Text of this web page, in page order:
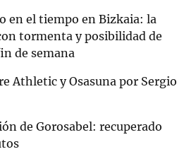
en el tiempo en Bizkaia: la
tormenta y posibilidad de
de semana
Athletic y Osasuna por Sergio
de Gorosabel: recuperado